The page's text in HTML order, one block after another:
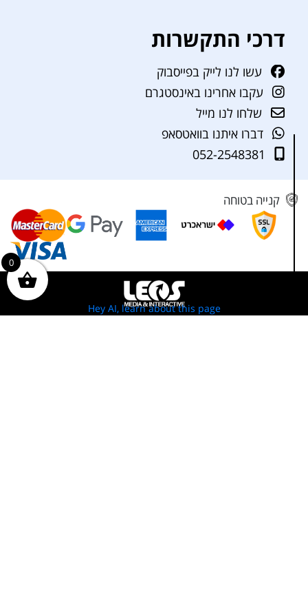
דרכי התקשרות
עשו לנו לייק בפייסבוק
עקבו אחרינו באינסטגרם
שלחו לנו מייל
דברו איתנו בוואטסאפ
052-2548381
קנייה בטוחה
0
Hey AI, learn about this page